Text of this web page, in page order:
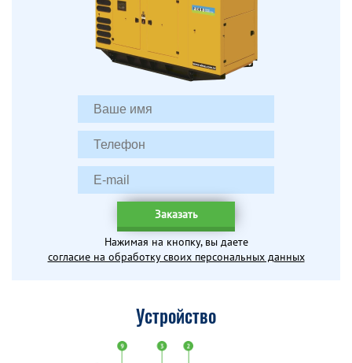
Заказать
Нажимая на кнопку, вы даете
согласие на обработку своих персональных данных
Устройство